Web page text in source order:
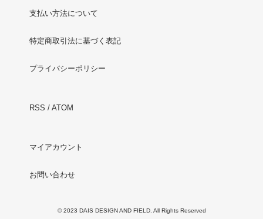
支払い方法について
特定商取引法に基づく表記
プライバシーポリシー
RSS / ATOM
マイアカウント
お問い合わせ
© 2023 DAIS DESIGN AND FIELD. All Rights Reserved